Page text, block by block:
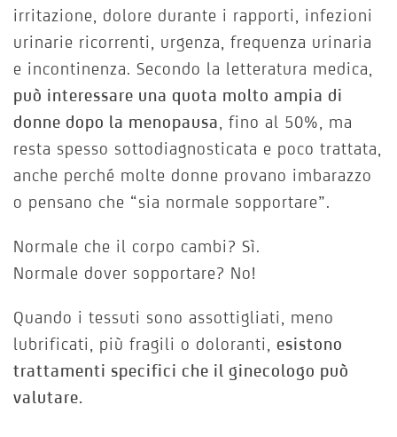
irritazione, dolore durante i rapporti, infezioni
urinarie ricorrenti, urgenza, frequenza urinaria
e incontinenza. Secondo la letteratura medica,
può interessare una quota molto ampia di
donne dopo la menopausa, fino al 50%, ma
resta spesso sottodiagnosticata e poco trattata,
anche perché molte donne provano imbarazzo
o pensano che “sia normale sopportare”.
Normale che il corpo cambi? Sì.
Normale dover sopportare? No!
Quando i tessuti sono assottigliati, meno
lubrificati, più fragili o doloranti, esistono
trattamenti specifici che il ginecologo può
valutare.